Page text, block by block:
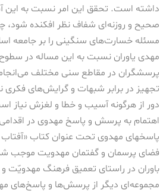
داشته است. تحقق این امر نسبت به این
صحیح و روزنه‌ای شفاف نظر افکنده شود،
مسئله خسارت‌های سنگینی را بر جامعه
مهدی یاوران نسبت به این مساله در
پرسشگران در مقاطع سنی مختلف
تجهیز در برابر شبهات و گرایش‌های
دور از هرگونه آسیب‌ و خطا و لغزش نیاز
اهتمام به پرسش و پاسخ‌ مهدوی در
پاسخهای مهدوی تحت عنوان کتاب «آفتاب
فضای پرسمان و گفتمان مهدویت موجب
باوران در راستای تعمیق فرهنگ مهدویّت
مجموعه‌ای دیگر از پرسش‌ها و پاسخ‌های